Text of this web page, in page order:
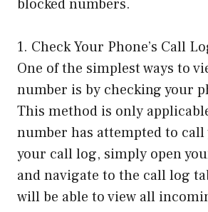
blocked numbers.
1. Check Your Phone’s Call
One of the simplest ways to
number is by checking your
This method is only
number has attempted to call
your call log, simply open
and navigate to the call log
will be able to view all